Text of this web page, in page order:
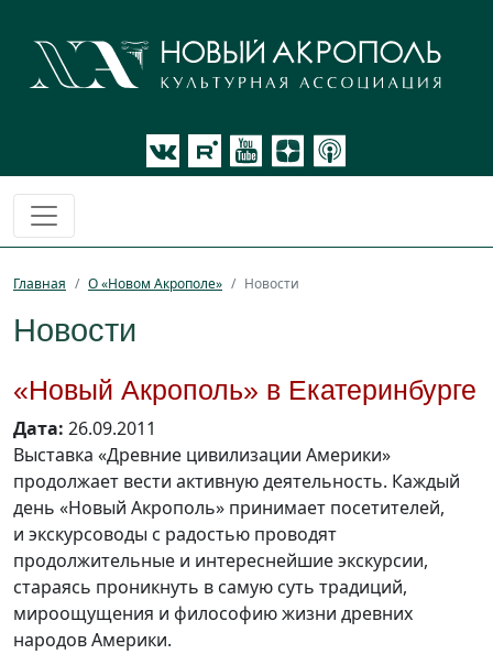
Главная О «Новом Акрополе» Новости
Новости
«Новый Акрополь» в Екатеринбурге
Дата: 26.09.2011
Выставка «Древние цивилизации Америки»
продолжает вести активную деятельность. Каждый
день «Новый Акрополь» принимает посетителей,
и экскурсоводы с радостью проводят
продолжительные и интереснейшие экскурсии,
стараясь проникнуть в самую суть традиций,
мироощущения и философию жизни древних
народов Америки.